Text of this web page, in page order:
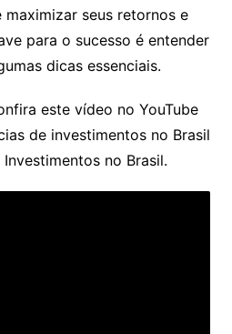
maximizar seus retornos e
para o sucesso é entender
dicas essenciais.
este vídeo no YouTube
de investimentos no Brasil
no Brasil.